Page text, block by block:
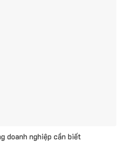
doanh nghiệp cần biết